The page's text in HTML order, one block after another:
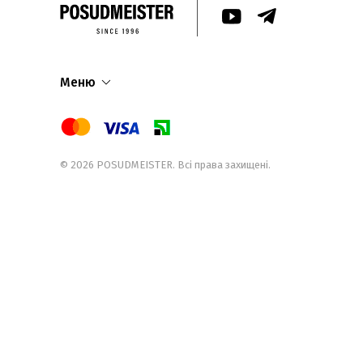
Меню
© 2026 POSUDMEISTER. Всі права захищені.